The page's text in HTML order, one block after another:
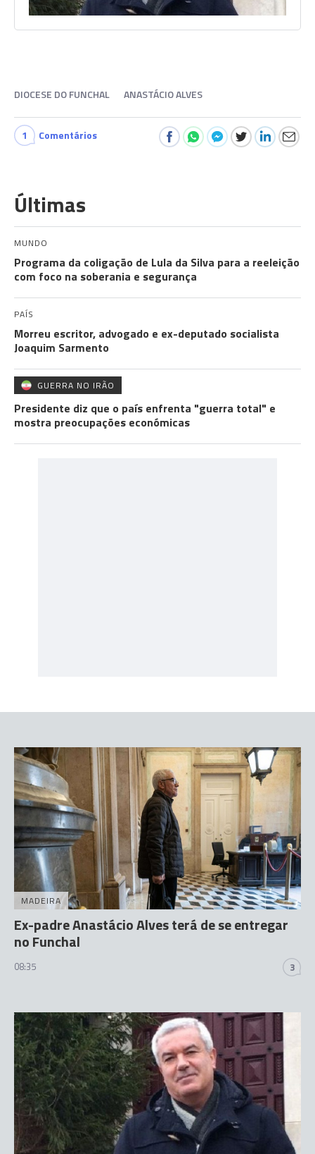
DIOCESE DO FUNCHAL ANASTÁCIO ALVES
1 Comentários
Últimas
MUNDO
Programa da coligação de Lula da Silva para a reeleição
com foco na soberania e segurança
PAÍS
Morreu escritor, advogado e ex-deputado socialista
Joaquim Sarmento
GUERRA NO IRÃO
Presidente diz que o país enfrenta "guerra total" e
mostra preocupações económicas
MADEIRA
Ex-padre Anastácio Alves terá de se entregar
no Funchal
08:35 3